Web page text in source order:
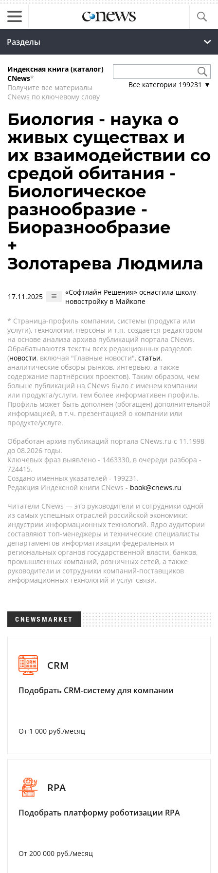
Разделы
Индексная книга (каталог)
CNews*
Получите все материалы
CNews по ключевому слову
Все категории 199231 ▼
Биология - наука о
живых существах и
их взаимодействии со
средой обитания -
Биологическое
разнообразие -
Биоразнообразие
+
Золотарева Людмила
17.11.2025
«Софтлайн Решения» оснастила школу-
новостройку в Майкопе
* Страница-профиль компании, системы (продукта или
услуги), технологии, персоны и т.п. создается редактором
на основе анализа архива публикаций портала CNews.
Обрабатываются тексты всех редакционных разделов
(новости, включая "Главные новости", статьи,
аналитические обзоры рынков, интервью, а также
содержание партнёрских проектов). Таким образом, чем
больше публикаций на CNews было с именем компании
или продукта/услуги, тем более информативен профиль.
Профиль может быть дополнен (обогащен) дополнительной
информацией, в т.ч. презентацией о компании или
продукте/услуге.
Обработан архив публикаций портала CNews.ru c 11.1998
до 08.2026 годы.
Ключевых фраз выявлено - 1463330, в очереди разбора -
724415.
Создано именных указателей - 199231.
Редакция Индексной книги CNews - book@cnews.ru
Читатели CNews — это руководители и сотрудники одной
из самых успешных отраслей российской экономики:
индустрии информационных технологий. Ядро аудитории
составляют топ-менеджеры и технические специалисты
департаментов информатизации федеральных и
региональных органов государственной власти, банков,
промышленных компаний, розничных сетей, а также
руководители и сотрудники компаний-поставщиков
информационных технологий и услуг связи.
CNEWSMARKET
CRM
Подобрать CRM-систему для компании
От 1 000 руб./месяц
RPA
Подобрать платформу роботизации RPA
От 200 000 руб./месяц